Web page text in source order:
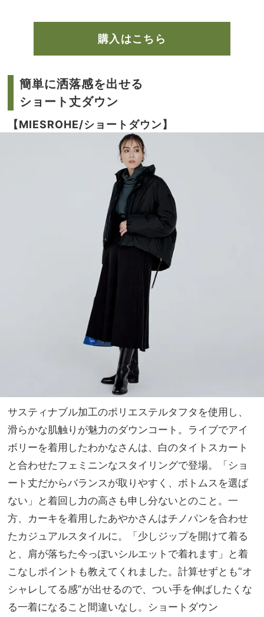
購入はこちら
簡単に洒落感を出せる
ショート丈ダウン
【MIESROHE/ショートダウン】
サスティナブル加工のポリエステルタフタを使用し、
滑らかな肌触りが魅力のダウンコート。ライブでアイ
ボリーを着用したわかなさんは、白のタイトスカート
と合わせたフェミニンなスタイリングで登場。「ショ
ート丈だからバランスが取りやすく、ボトムスを選ば
ない」と着回し力の高さも申し分ないとのこと。一
方、カーキを着用したあやかさんはチノパンを合わせ
たカジュアルスタイルに。「少しジップを開けて着る
と、肩が落ちた今っぽいシルエットで着れます」と着
こなしポイントも教えてくれました。計算せずとも“オ
シャレしてる感”が出せるので、つい手を伸ばしたくな
る一着になること間違いなし。ショートダウン